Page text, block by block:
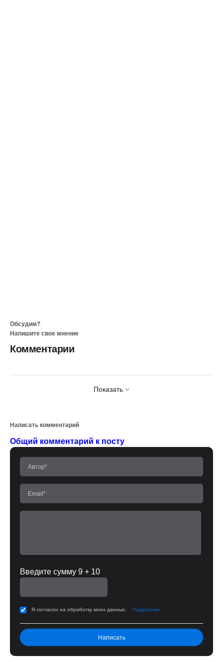
Обсудим?
Напишите свое мнение
Комментарии
Показать
Написать комментарий
Общий комментарий к посту
Введите сумму 9 + 10
Я согласен на обработку моих данных. Подробнее